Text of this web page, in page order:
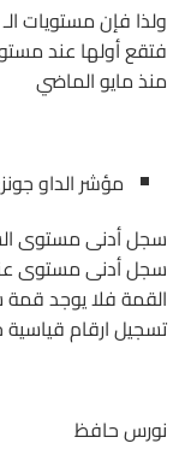
منذ مايو الماضي
مؤشر الداو
القمة فلا يوجد قمة
تسجيل ارقام قياسية
نورس حافظ